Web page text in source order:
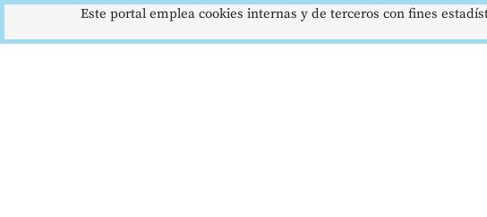
Este portal emplea cookies internas y de terceros con fines